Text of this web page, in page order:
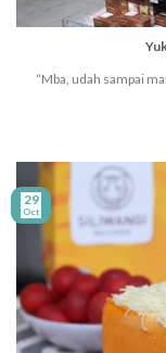
“Mba, udah sampai
29
Oct